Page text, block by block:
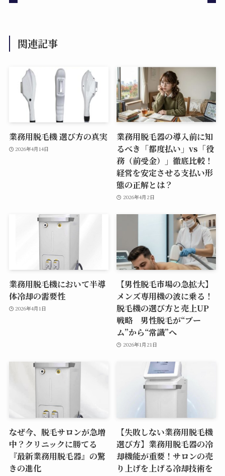
関連記事
業務用脱毛機 選び方の真実
2026年4月14日
業務用脱毛器の導入前に知
るべき「都度払い」vs「役
務（前受金）」徹底比較！
経営を安定させる支払い形
態の正解とは？
2026年4月2日
業務用脱毛機において半導
体冷却の需要性
2026年4月1日
【男性脱毛市場の急拡大】
メンズ専用機の波に乗る！
脱毛機の選び方と売上UP
戦略 男性脱毛が“ブー
ム”から“常識”へ
2026年1月21日
なぜ今、脱毛サロンが急増
中？クリニックに勝てる
『最新業務用脱毛器』の驚
きの進化
【失敗しない業務用脱毛機
選び方】業務用脱毛器の冷
却機能が重要！サロンの売
り上げを上げる冷却技術を